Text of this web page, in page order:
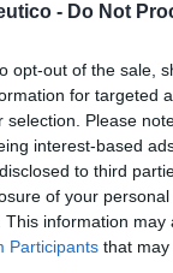
- Do Not
opt-out of the sale,
for targeted
selection. Please
interest-based
to third
of your
This information
Participants that may
Farmaretail,
al
farmacia
y novedades
acaba de
un gran número de
hacia el cliente y
de la farmacia
como del